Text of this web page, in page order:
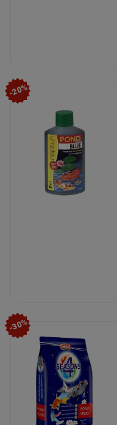
-20%
-30%